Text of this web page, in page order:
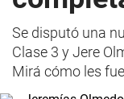
Se disputó una
Clase 3 y Jere
Mirá cómo les